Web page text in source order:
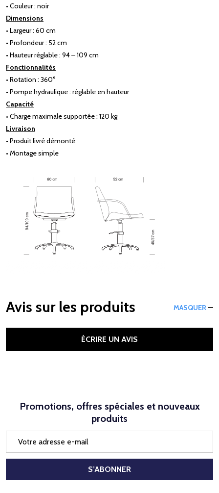
• Couleur : noir
Dimensions
• Largeur : 60 cm
• Profondeur : 52 cm
• Hauteur réglable : 94 – 109 cm
Fonctionnalités
• Rotation : 360°
• Pompe hydraulique : réglable en hauteur
Capacité
• Charge maximale supportée : 120 kg
Livraison
• Produit livré démonté
• Montage simple
Avis sur les produits MASQUER
ÉCRIRE UN AVIS
Promotions, offres spéciales et nouveaux
produits
mail
S’ABONNER